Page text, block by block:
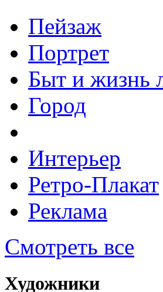
Пейзаж
Портрет
Быт и жизнь
Город
Интерьер
Ретро-Плакат
Реклама
Смотреть все
Художники